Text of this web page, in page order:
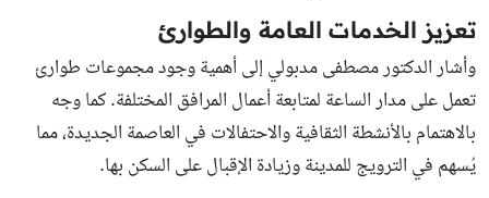
تعزيز الخدمات العامة والطوارئ
وأشار الدكتور مصطفى مدبولي إلى أهمية وجود مجموعات طوارئ
تعمل على مدار الساعة لمتابعة أعمال المرافق المختلفة. كما وجه
بالاهتمام بالأنشطة الثقافية والاحتفالات في العاصمة الجديدة، مما
يُسهم في الترويج للمدينة وزيادة الإقبال على السكن بها.